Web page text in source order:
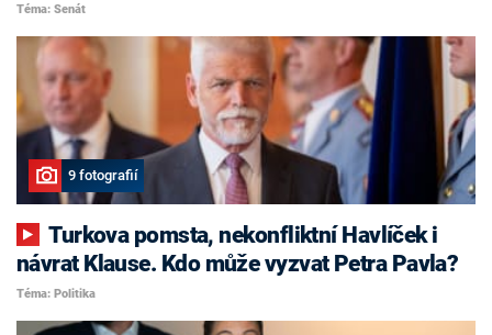
Téma: Senát
9 fotografií
Turkova pomsta, nekonfliktní Havlíček i
návrat Klause. Kdo může vyzvat Petra Pavla?
Téma: Politika